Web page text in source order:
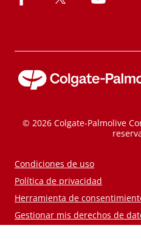
© 2026 Colgate-Palmolive
Condiciones de uso
Política de privacidad
Herramienta de
Gestionar mis derechos de